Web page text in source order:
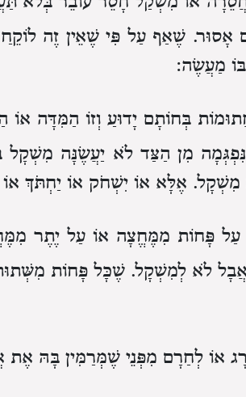
אָסוּר. שֶׁאַף עַל פִּי שֶׁאֵין זֶה
בּוֹ מַעֲשֶׂה:
בְּחוֹתָם יָדוּעַ וְזוֹ הַמִּדָּה
מִן הַצַּד לֹא יַעֲשֶׂנָּה מִשְׁקָל בֵּין
מִשְׁקָל. אֶלָּא אוֹ יִשְׁחֹק אוֹ יַחְתֹּךְ
פָּחוֹת מִמֶּחֱצָה אוֹ עַל יֶתֶר
לֹא לְמִשְׁקָל. שֶׁכָּל פָּחוֹת מִשְּׁתוּת
אוֹ לְחַרָם מִפְּנֵי שֶׁמְּרַמִּין בָּהּ אֶת